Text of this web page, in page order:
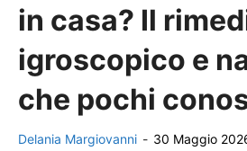
in casa? Il
igroscopico e
che pochi
Delania Margiovanni - 30 Maggio